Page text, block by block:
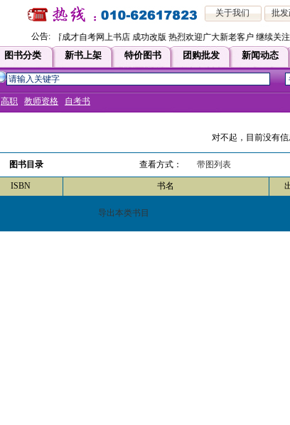
关于我们 批
公告:育成才自考网上书店 成功改版 热烈欢迎广大新老客户 继续关注
图书分类 新书上架 特价图书 团购批发 新闻动态
高职 教师资格 自考书
对不起，目前没有信
图书目录 查看方式： 带图列表
ISBN 书名
导出本类书目